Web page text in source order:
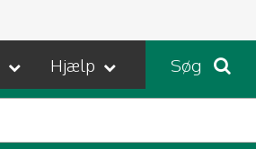
Hjælp Søg